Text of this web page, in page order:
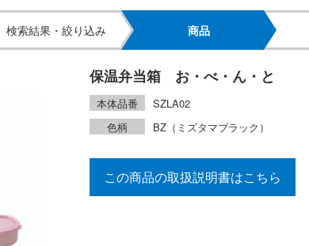
検索結果・絞り込み 商品
保温弁当箱 お・べ・ん・と
本体品番
SZLA02
色柄
BZ（ミズタマブラック）
この商品の取扱説明書はこちら